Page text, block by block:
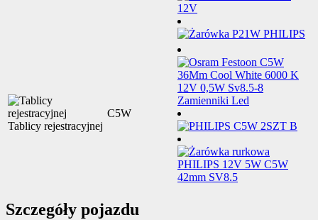
Tablicy rejestracyjnej
C5W
Szczegóły pojazdu